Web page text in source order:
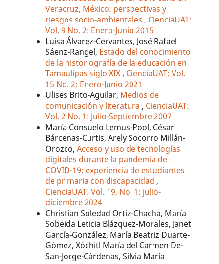
Veracruz, México: perspectivas y
riesgos socio-ambientales , CienciaUAT:
Vol. 9 No. 2: Enero-Junio 2015
Luisa Álvarez-Cervantes, José Rafael
Sáenz-Rangel, Estado del conocimiento
de la historiografía de la educación en
Tamaulipas siglo XIX , CienciaUAT: Vol.
15 No. 2: Enero-Junio 2021
Ulises Brito-Aguilar, Medios de
comunicación y literatura , CienciaUAT:
Vol. 2 No. 1: Julio-Septiembre 2007
María Consuelo Lemus-Pool, César
Bárcenas-Curtis, Arely Socorro Millán-
Orozco,Acceso y uso de tecnologías
digitales durante la pandemia de
COVID-19: experiencia de estudiantes
de primaria con discapacidad ,
CienciaUAT: Vol. 19, No. 1: julio-
diciembre 2024
Christian Soledad Ortiz-Chacha, María
Sobeida Leticia Blázquez-Morales, Janet
García-González, María Beatriz Duarte-
Gómez, Xóchitl María del Carmen De-
San-Jorge-Cárdenas, Silvia María